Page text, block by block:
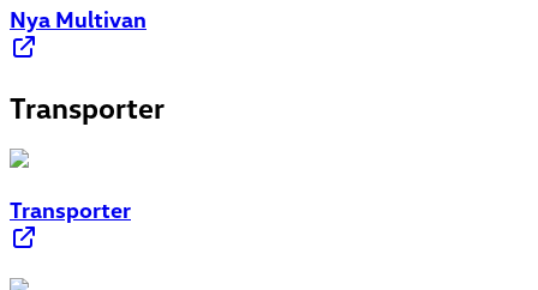
Nya Multivan
Transporter
Transporter